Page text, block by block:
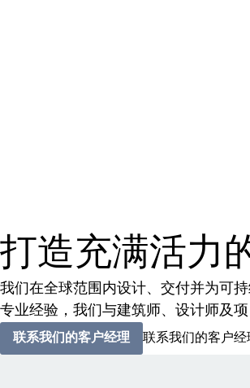
打造充满活力
我们在全球范围内设计、交付并为可
专业经验，我们与建筑师、设计师及
联系我们的客户经理 联系我们的客户经